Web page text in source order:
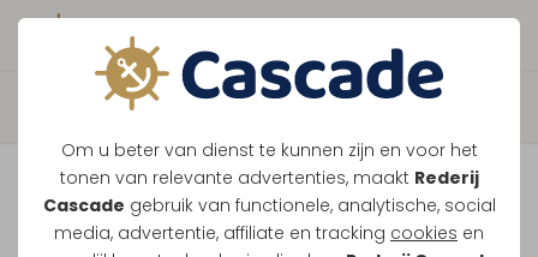
Om u beter van dienst te kunnen zijn en voor het
tonen van relevante advertenties, maakt Rederij
Cascade gebruik van functionele, analytische, social
media, advertentie, affiliate en tracking cookies en
Boek direct je vaart
Vaar je mee over de
Maasplassen?
Ondanks de lage waterstanden gaan